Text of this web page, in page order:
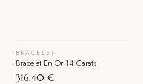
Épuisé
BRACELET
Bracelet En Or 14 Carats
316,40 €